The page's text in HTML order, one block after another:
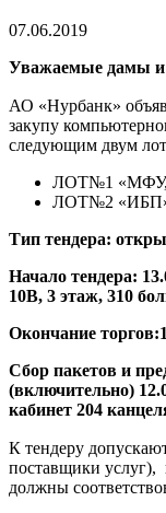
07.06.2019
Уважаемые дамы и
АО «Нурбанк»
закупу
следующим двум
ЛОТ№1 «МФУ,
ЛОТ№2
Тип тендера:
Начало тендера:
10В, 3 этаж, 310
Окончание
Сбор пакетов и
(включительно)
кабинет 204
К тендеру
поставщики услуг),
должны